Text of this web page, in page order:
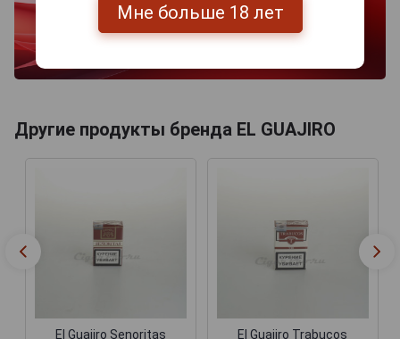
Другие продукты бренда EL GUAJIRO
El Guajiro Senoritas
El Guajiro Trabucos
Мне больше 18 лет